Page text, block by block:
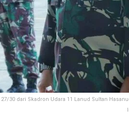
30 dari Skadron Udara 11 Lanud Sultan